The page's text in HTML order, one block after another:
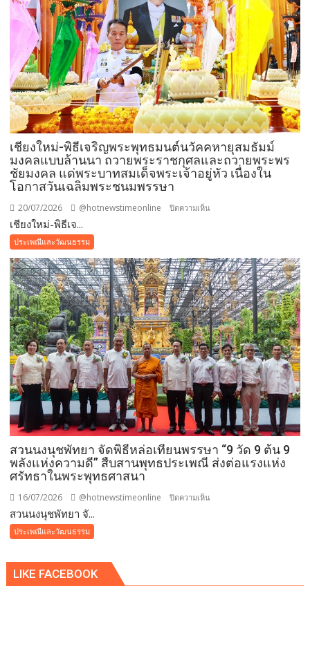
และ
สังฆทาน
แห่ง
เสริม
สิริ
มงคล
ใน
เทศกาล
เข้า
พรรษา
เชียงใหม่-พิธีเจริญพระพุทธมนต์นวัคคหายุสมธัมม์
มงคลแบบล้านนา ถวายพระราชกุศลและถวายพระพร
ชัยมงคล แด่พระบาทสมเด็จพระเจ้าอยู่หัว เนื่องใน
โอกาสวันเฉลิมพระชนมพรรษา
20/07/2026 @hotnewstimeonline ปิดความเห็น
พระพุทธ
มนต์
นวัค
คหา
ยุ
สม
ธัมม์
มงคล
แบบ
ล้าน
นา
ถวาย
พระ
ราช
สมเด็จ
เชียงใหม่-พิธีเจ...
ประเพณีและวัฒนธรรม
สวนนงนุชพัทยา จัดพิธีหล่อเทียนพรรษา “9 วัด 9 ต้น 9
พลังแห่งความดี” สืบสานพุทธประเพณี ส่งต่อแรงแห่ง
ศรัทธาในพระพุทธศาสนา
16/07/2026 @hotnewstimeonline ปิดความเห็น
หล่อ
สวนนงนุชพัทยา จั...
ประเพณีและวัฒนธรรม
LIKE FACEBOOK